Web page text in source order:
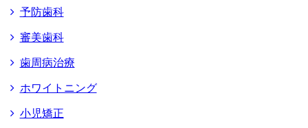
予防歯科
審美歯科
歯周病治療
ホワイトニング
小児矯正